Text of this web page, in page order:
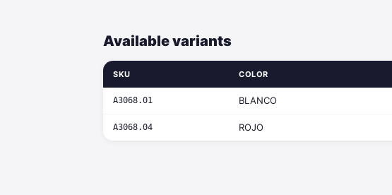
Available variants
SKU COLOR
A3068.01 BLANCO
A3068.04 ROJO